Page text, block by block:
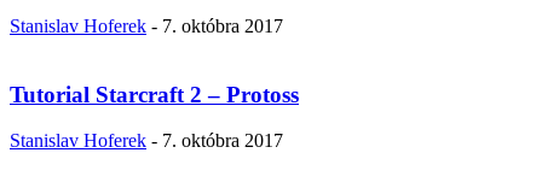
Stanislav Hoferek - 7. októbra 2017
Tutorial Starcraft 2 – Protoss
Stanislav Hoferek - 7. októbra 2017